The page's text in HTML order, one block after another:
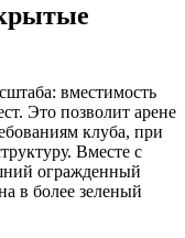
вместимость
Это позволит арене
клуба, при
Вместе с
огражденный
в более зеленый